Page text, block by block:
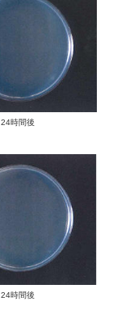
24時間後
24時間後